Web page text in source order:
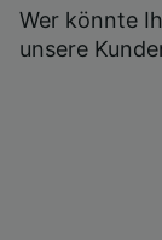
Wer könnte
unsere